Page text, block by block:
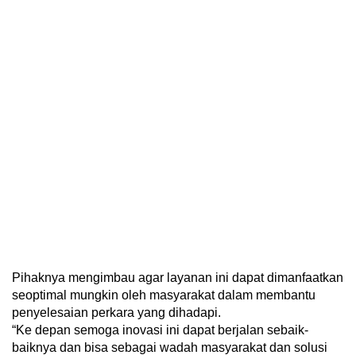
Pihaknya mengimbau agar layanan ini dapat dimanfaatkan
seoptimal mungkin oleh masyarakat dalam membantu
penyelesaian perkara yang dihadapi.
“Ke depan semoga inovasi ini dapat berjalan sebaik-
baiknya dan bisa sebagai wadah masyarakat dan solusi